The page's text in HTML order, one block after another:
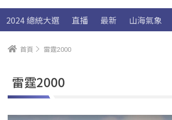
2024 總統大選 直播 最新 山海氣象
首頁 雷霆2000
雷霆2000